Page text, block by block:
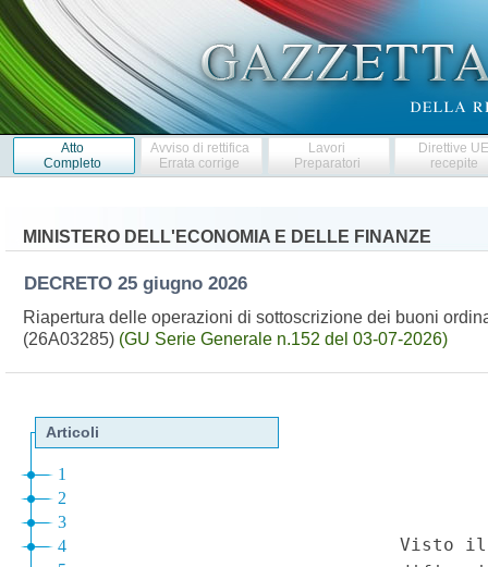
Atto
Completo
Avviso di rettifica
Errata corrige
Lavori
Preparatori
Direttive
recepite
MINISTERO DELL'ECONOMIA E DELLE FINANZE
DECRETO 25 giugno 2026
Riapertura delle operazioni di sottoscrizione dei buoni
(26A03285) (GU Serie Generale n.152 del 03-07-2026)